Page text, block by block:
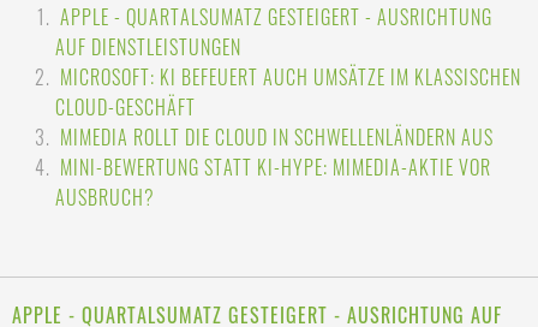
APPLE - QUARTALSUMATZ GESTEIGERT - AUSRICHTUNG
AUF DIENSTLEISTUNGEN
MICROSOFT: KI BEFEUERT AUCH UMSÄTZE IM KLASSISCHEN
CLOUD-GESCHÄFT
MIMEDIA ROLLT DIE CLOUD IN SCHWELLENLÄNDERN AUS
MINI-BEWERTUNG STATT KI-HYPE: MIMEDIA-AKTIE VOR
AUSBRUCH?
APPLE - QUARTALSUMATZ GESTEIGERT - AUSRICHTUNG AUF